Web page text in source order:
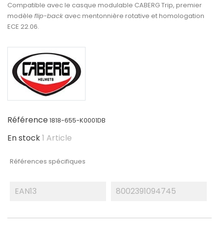
Compatible avec le casque modulable CABERG Trip, premier
modèle flip-back avec mentonnière rotative et homologation
ECE 22.06.
Référence1818-655-K0001DB
En stock1 Article
Références spécifiques
EAN13 8002391094745